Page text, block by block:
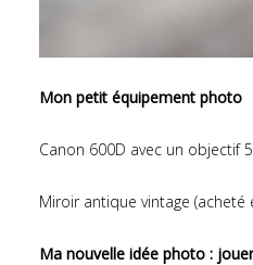
Mon petit équipement photo
Canon 600D avec un objectif
Miroir antique vintage (acheté
Ma nouvelle idée photo :